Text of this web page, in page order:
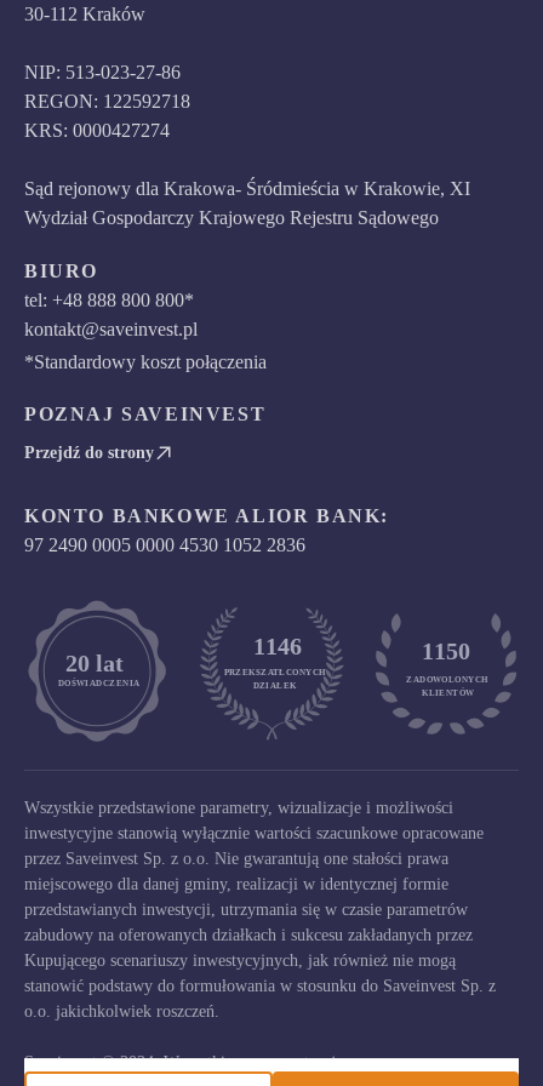
30-112 Kraków
NIP: 513-023-27-86
REGON: 122592718
KRS: 0000427274
Sąd rejonowy dla Krakowa- Śródmieścia w Krakowie, XI
Wydział Gospodarczy Krajowego Rejestru Sądowego
BIURO
tel: +48 888 800 800*
kontakt@saveinvest.pl
*Standardowy koszt połączenia
POZNAJ SAVEINVEST
Przejdź do strony
KONTO BANKOWE ALIOR BANK:
97 2490 0005 0000 4530 1052 2836
DOŚWIADCZENIA
	20 lat
1146
PRZEKSZATŁCONYCH
DZIAŁEK
1150
ZADOWOLONYCH
KLIENTÓW
Wszystkie przedstawione parametry, wizualizacje i możliwości
inwestycyjne stanowią wyłącznie wartości szacunkowe opracowane
przez Saveinvest Sp. z o.o. Nie gwarantują one stałości prawa
miejscowego dla danej gminy, realizacji w identycznej formie
przedstawianych inwestycji, utrzymania się w czasie parametrów
zabudowy na oferowanych działkach i sukcesu zakładanych przez
Kupującego scenariuszy inwestycyjnych, jak również nie mogą
stanowić podstawy do formułowania w stosunku do Saveinvest Sp. z
o.o. jakichkolwiek roszczeń.
Saveinvest © 2024. Wszystkie prawa zastrzeżone.